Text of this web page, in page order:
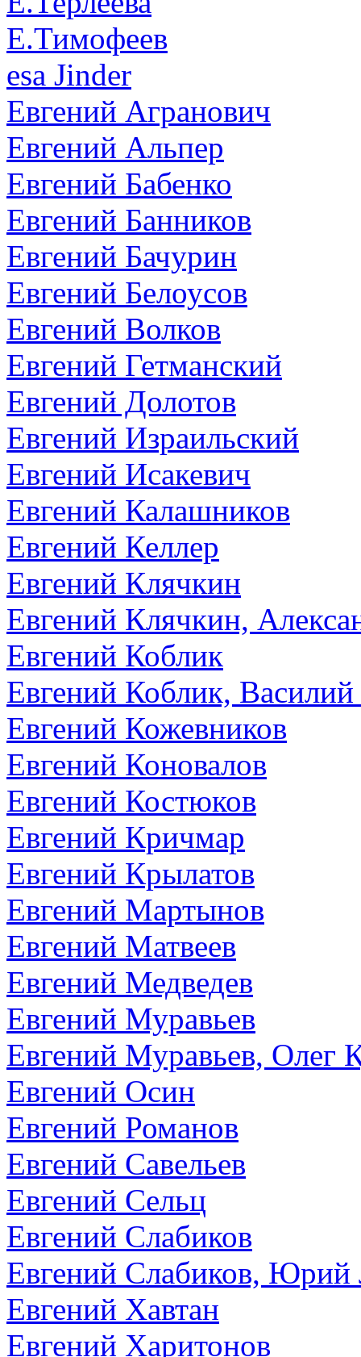
Е.Тимофеев
еsa Jinder
Евгений Агранович
Евгений Альпер
Евгений Бабенко
Евгений Банников
Евгений Бачурин
Евгений Белоусов
Евгений Волков
Евгений Гетманский
Евгений Долотов
Евгений Израильский
Евгений Исакевич
Евгений Калашников
Евгений Келлер
Евгений Клячкин
Евгений Клячкин,
Евгений Коблик
Евгений Коблик,
Евгений Кожевников
Евгений Коновалов
Евгений Костюков
Евгений Кричмар
Евгений Крылатов
Евгений Мартынов
Евгений Матвеев
Евгений Медведев
Евгений Муравьев
Евгений Муравьев, Олег
Евгений Осин
Евгений Романов
Евгений Савельев
Евгений Сельц
Евгений Слабиков
Евгений Слабиков, Юрий
Евгений Хавтан
Евгений Харитонов